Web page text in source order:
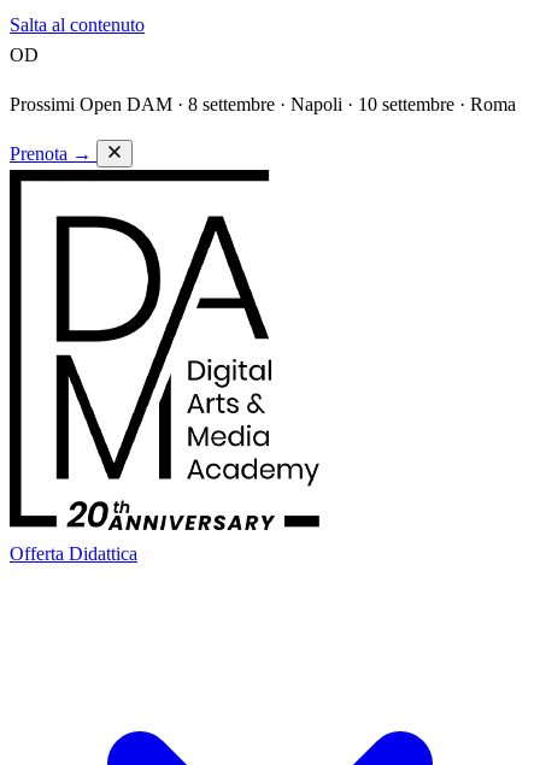
Salta al contenuto
OD
Prossimi Open DAM · 8 settembre · Napoli · 10 settembre · Roma
Prenota →
Offerta Didattica